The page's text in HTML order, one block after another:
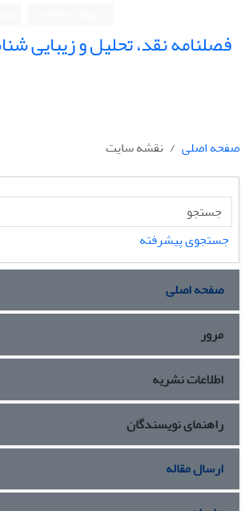
فصلنامه نقد، تحلیل و زیبایی
صفحه اصلی نقشه سایت
جستجوی پیشرفته
صفحه اصلی
مرور
اطلاعات نشریه
راهنمای نویسندگان
ارسال مقاله